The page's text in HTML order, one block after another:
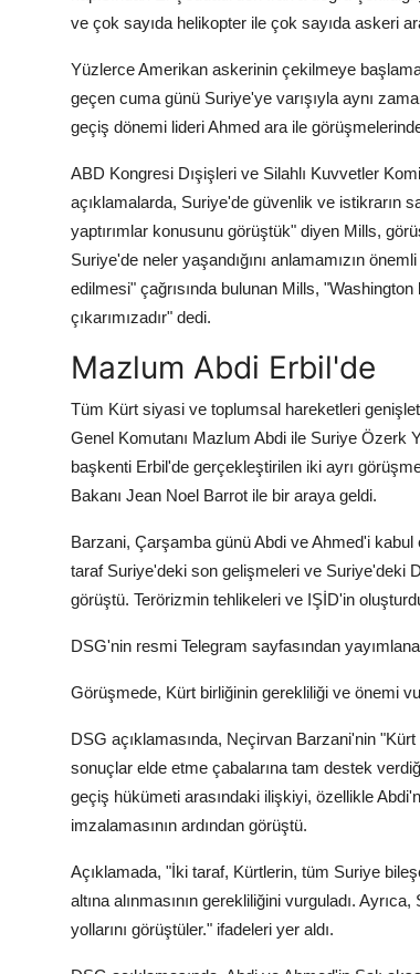
ve çok sayıda helikopter ile çok sayıda askeri
Yüzlerce Amerikan askerinin çekilmeye
geçen cuma günü Suriye'ye varışıyla aynı
geçiş dönemi lideri Ahmed ara ile
ABD Kongresi Dışişleri ve Silahlı Kuvvetler
açıklamalarda, Suriye'de güvenlik ve istikrarın
yaptırımlar konusunu görüştük" diyen Mills,
Suriye'de neler yaşandığını anlamamızın
edilmesi" çağrısında bulunan Mills,
çıkarımızadır" dedi.
Mazlum Abdi Erbil'de
Tüm Kürt siyasi ve toplumsal hareketleri
Genel Komutanı Mazlum Abdi ile Suriye Özerk
başkenti Erbil'de gerçekleştirilen iki ayrı
Bakanı Jean Noel Barrot ile bir araya geldi.
Barzani, Çarşamba günü Abdi ve Ahmed'i kabul
taraf Suriye'deki son gelişmeleri ve Suriye'deki
görüştü. Terörizmin tehlikeleri ve IŞİD'in
DSG'nin resmi Telegram sayfasından
Görüşmede, Kürt birliğinin gerekliliği ve önemi
DSG açıklamasında, Neçirvan Barzani'nin
sonuçlar elde etme çabalarına tam destek
geçiş hükümeti arasındaki ilişkiyi, özellikle
imzalamasının ardından görüştü.
Açıklamada, "İki taraf, Kürtlerin, tüm Suriye
altına alınmasının gerekliliğini vurguladı.
yollarını görüştüler." ifadeleri yer aldı.